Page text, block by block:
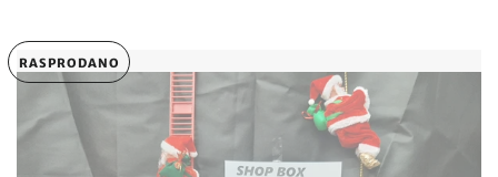
RASPRODANO